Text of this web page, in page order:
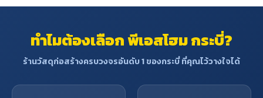
ทำไมต้องเลือก พีเอสโฮม กระบี่?
ร้านวัสดุก่อสร้างครบวงจรอันดับ 1 ของกระบี่ ที่คุณไว้วางใจได้